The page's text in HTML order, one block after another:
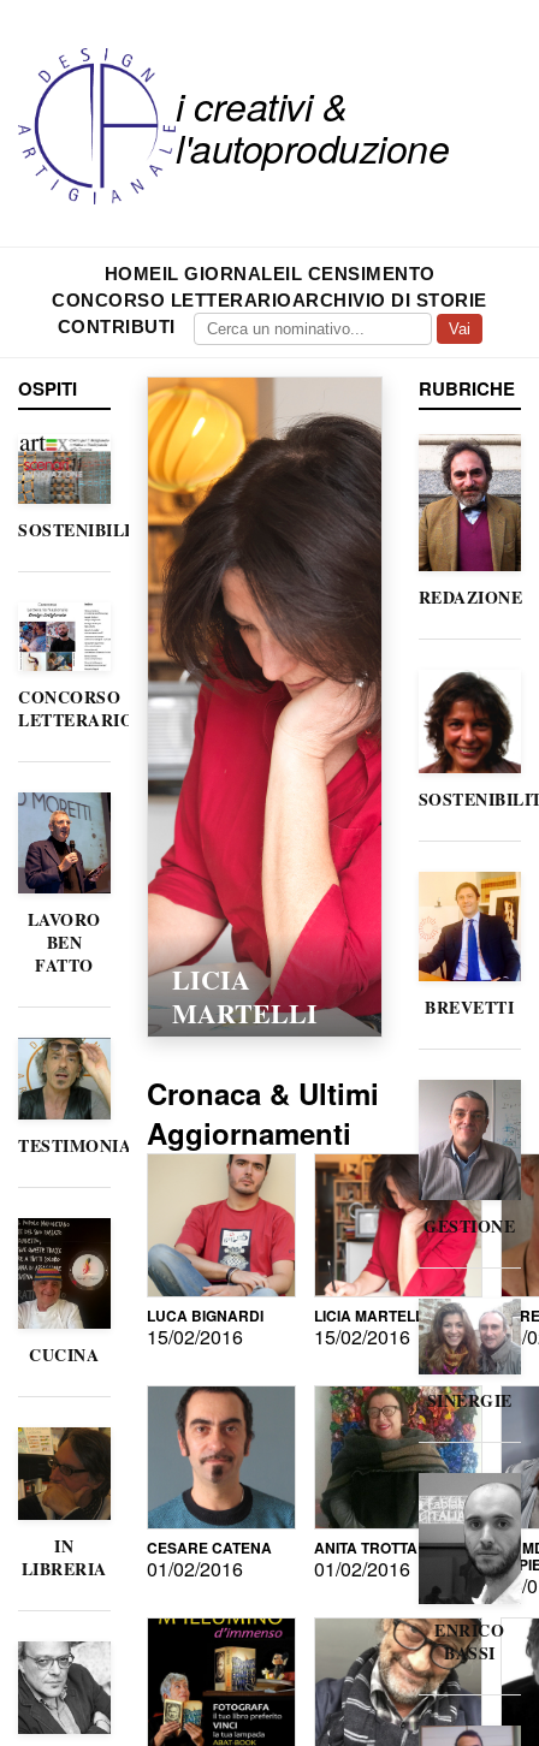
i creativi &
l'autoproduzione
HOMEIL GIORNALEIL CENSIMENTO
CONCORSO LETTERARIOARCHIVIO DI STORIE
CONTRIBUTI
Vai
OSPITI
SOSTENIBILITÀ
CONCORSO
LETTERARIO
LAVORO
BEN
FATTO
TESTIMONIANZE
CUCINA
IN
LIBRERIA
LICIA
MARTELLI
Cronaca & Ultimi
Aggiornamenti
LUCA BIGNARDI
15/02/2016
LICIA MARTELLI
15/02/2016 15/
CESARE CATENA
01/02/2016
ANITA TROTTA
01/02/2016 DI
15/
RUBRICHE
REDAZIONE
BREVETTI
GESTIONE
SINERGIE
ENRICO
BASSI